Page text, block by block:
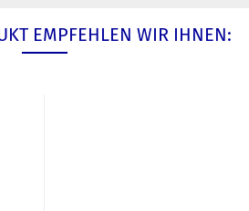
EMPFEHLEN WIR IHNEN: